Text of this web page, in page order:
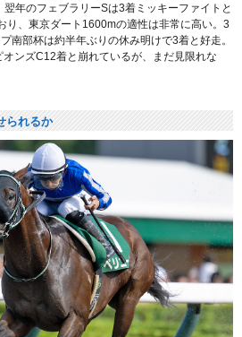
年のフェブラリーSは3着ミッキーファイトと
り、東京ダート1600mの適性は非常に高い。3
南部杯は約半年ぶりの休み明けで3着と好走。
ンズC12着と崩れているが、まだ見限れな
れるか